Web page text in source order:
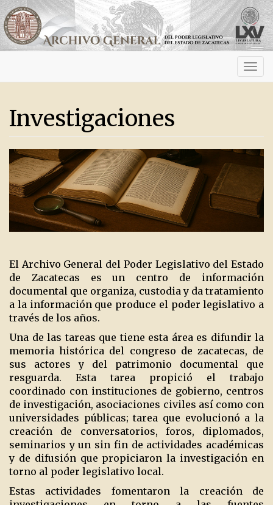
Investigaciones
El Archivo General del Poder Legislativo del Estado
de Zacatecas es un centro de información
documental que organiza, custodia y da tratamiento
a la información que produce el poder legislativo a
través de los años.
Una de las tareas que tiene esta área es difundir la
memoria histórica del congreso de zacatecas, de
sus actores y del patrimonio documental que
resguarda. Esta tarea propició el trabajo
coordinado con instituciones de gobierno, centros
de investigación, asociaciones civiles así como con
universidades públicas; tarea que evolucionó a la
creación de conversatorios, foros, diplomados,
seminarios y un sin fin de actividades académicas
y de difusión que propiciaron la investigación en
torno al poder legislativo local.
Estas actividades fomentaron la creación de